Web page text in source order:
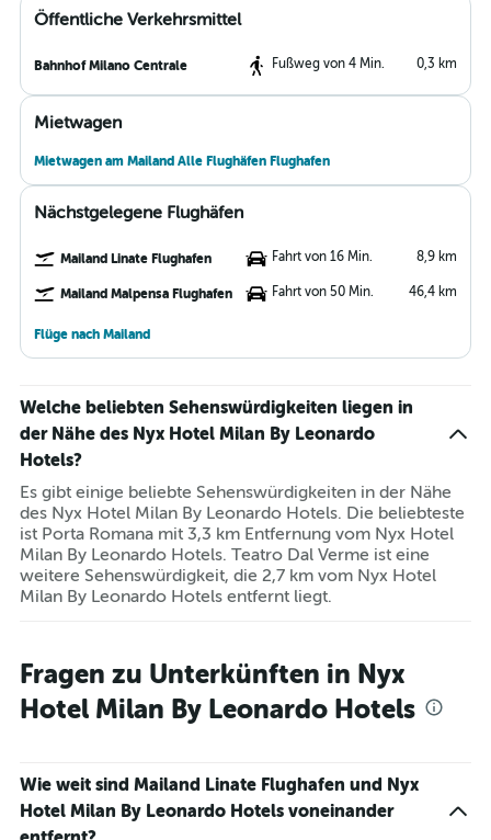
Öffentliche Verkehrsmittel
Bahnhof Milano Centrale Fußweg von 4 Min. 0,3 km
Mietwagen
Mietwagen am Mailand Alle Flughäfen Flughafen
Nächstgelegene Flughäfen
Mailand Linate Flughafen Fahrt von 16 Min. 8,9 km
Mailand Malpensa Flughafen Fahrt von 50 Min. 46,4 km
Flüge nach Mailand
Welche beliebten Sehenswürdigkeiten liegen in
der Nähe des Nyx Hotel Milan By Leonardo
Hotels?
Es gibt einige beliebte Sehenswürdigkeiten in der Nähe
des Nyx Hotel Milan By Leonardo Hotels. Die beliebteste
ist Porta Romana mit 3,3 km Entfernung vom Nyx Hotel
Milan By Leonardo Hotels. Teatro Dal Verme ist eine
weitere Sehenswürdigkeit, die 2,7 km vom Nyx Hotel
Milan By Leonardo Hotels entfernt liegt.
Fragen zu Unterkünften in Nyx
Hotel Milan By Leonardo Hotels
Wie weit sind Mailand Linate Flughafen und Nyx
Hotel Milan By Leonardo Hotels voneinander